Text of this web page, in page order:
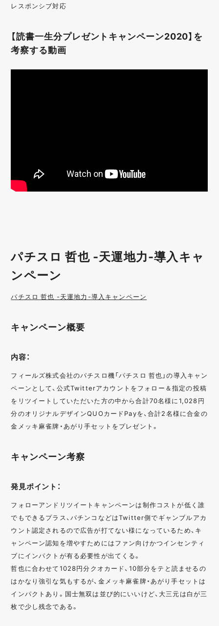
レスポンシブ対応
【読書一生分プレゼントキャンペーン2020】を
考察する動画
パチスロ 哲也 -天運地力-導入キャ
ンペーン
パチスロ 哲也 -天運地力-導入キャンペーン
キャンペーン概要
内容：
フィールズ株式会社のパチスロ機「パチスロ 哲也」の導入キャン
ペーンとして、公式Twitterアカウントをフォロー＆指定の投稿
をリツイートしていただいた方の中から合計70名様に1,028円
分のオリジナルデザインQUOカードPayを、合計2名様に合金の
金メッキ麻雀牌・あがり手セットをプレゼント。
キャンペーン考察
発見ポイント：
フォローアンドリツイートキャンペーンは制作コストが低く誰
でもできるプラス、パチンコなどはTwitter側でギャンブルアカ
ウント認定されるので広告が打てない様になっているため、キ
ャンペーン認知を増やすためにはファン向けかつインセンティ
ブにインパクトが有る必要性が出てくる。
哲也に合わせて1028円分クオカード、10部分をテと読ませるの
はかなり強引な気もするが、金メッキ麻雀牌・あがり手セットは
インパクトあり。国士無双は並び的にいいけど、大三元は白が三
枚で少し残念である。